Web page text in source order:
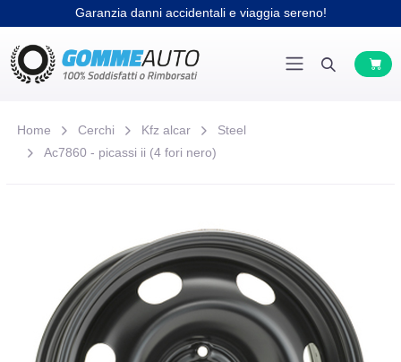
Garanzia danni accidentali e viaggia sereno!
Home Cerchi Kfz alcar
Steel
Ac7860 - picassi ii (4 fori nero)